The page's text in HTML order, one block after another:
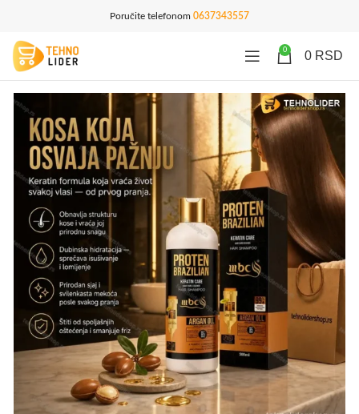
Poručite telefonom 0637343557
0 0 RSD